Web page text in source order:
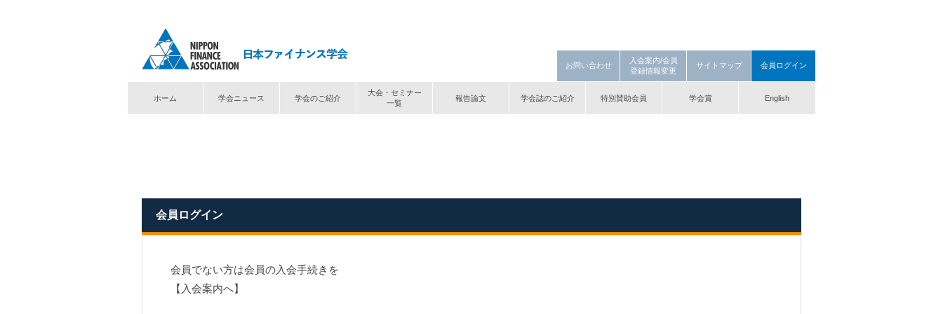
お問い合わせ
入会案内/会員
登録情報変更
サイトマップ 会員ログイン
ホーム 学会ニュース 学会のご紹介
大会・セミナー
一覧
報告論文 学会誌のご紹介 特別賛助会員 学会賞 English
会員ログイン
会員でない方は会員の入会手続きを
【入会案内へ】